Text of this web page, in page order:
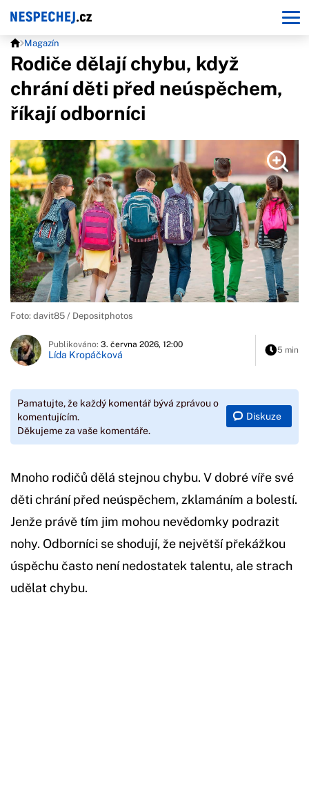
Magazín
Rodiče dělají chybu, když
chrání děti před neúspěchem,
říkají odborníci
Foto: davit85 / Depositphotos
Publikováno: 3. června 2026, 12:00
Lída Kropáčková 5 min
Pamatujte, že každý komentář bývá zprávou o
komentujícím.
Děkujeme za vaše komentáře.
Diskuze
Mnoho rodičů dělá stejnou chybu. V dobré víře své
děti chrání před neúspěchem, zklamáním a bolestí.
Jenže právě tím jim mohou nevědomky podrazit
nohy. Odborníci se shodují, že největší překážkou
úspěchu často není nedostatek talentu, ale strach
udělat chybu.